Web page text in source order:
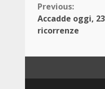
Continue
Reading
Previous:
Accadde oggi,
ricorrenze